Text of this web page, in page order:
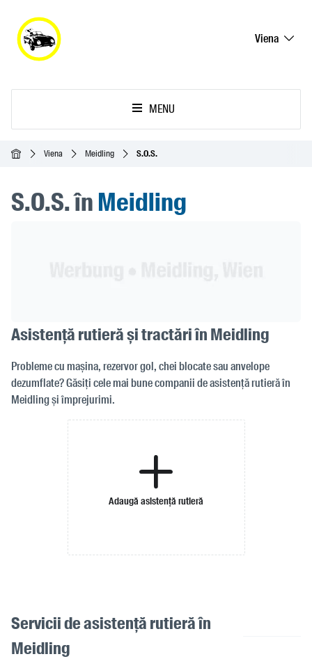
Viena
MENU
Acasă Viena Meidling S.O.S.
S.O.S. înMeidling
Asistență rutieră și tractări în Meidling
Probleme cu mașina, rezervor gol, chei blocate sau anvelope
dezumflate? Găsiți cele mai bune companii de asistență rutieră în
Meidling și împrejurimi.
Adaugă asistență rutieră
Servicii de asistență rutieră în
Meidling